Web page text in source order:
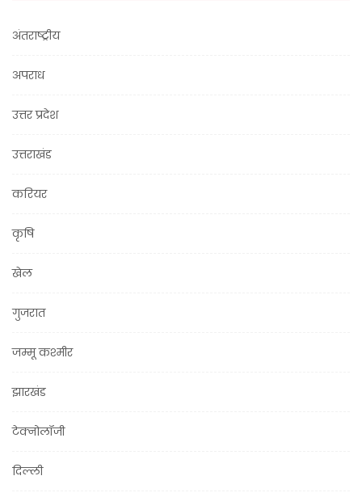
अंतराष्ट्रीय
अपराध
उत्तर प्रदेश
उत्तराखंड
करियर
कृषि
खेल
गुजरात
जम्मू कश्मीर
झारखंड
टेक्नोलॉजी
दिल्ली